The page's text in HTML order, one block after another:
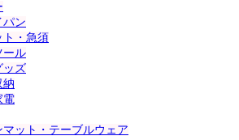
パン
ト・急須
ール
ッズ
納
電
マット・テーブルウェア